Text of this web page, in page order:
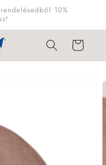
10%
Kosár